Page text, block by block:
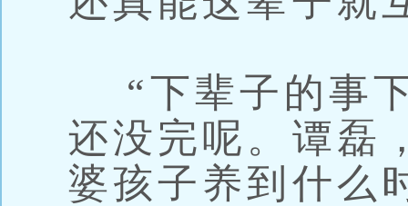
“下辈子的事
还没完呢。谭磊
婆孩子养到什么